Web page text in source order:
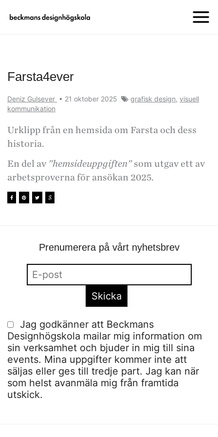
Farsta4ever
Deniz Gulsever • 21 oktober 2025 grafisk design, visuell
kommunikation
Urklipp från en hemsida om Farsta och dess
historia.
En del av ”hemsideuppgiften”som utgav ett av
arbetsproverna för ansökan 2025.
Prenumerera på vårt nyhetsbrev
Jag godkänner att Beckmans
Designhögskola mailar mig information om
sin verksamhet och bjuder in mig till sina
events. Mina uppgifter kommer inte att
säljas eller ges till tredje part. Jag kan när
som helst avanmäla mig från framtida
utskick.